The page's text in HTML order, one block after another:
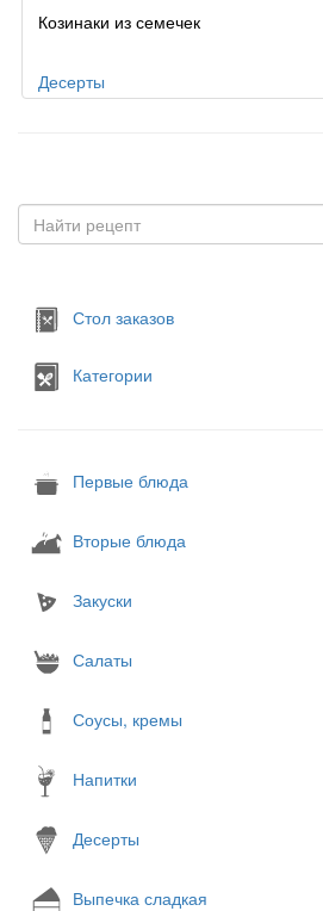
Козинаки из семечек
Десерты
Стол заказов
Категории
Первые блюда
Вторые блюда
Закуски
Салаты
Соусы, кремы
Напитки
Десерты
Выпечка сладкая